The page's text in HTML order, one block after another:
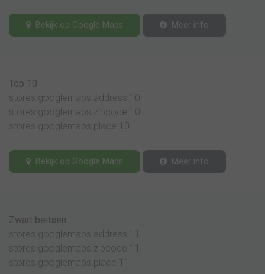
Bekijk op Google Maps Meer info
Top 10
stores.googlemaps.address.10
stores.googlemaps.zipcode.10
stores.googlemaps.place.10
Bekijk op Google Maps Meer info
Zwart beitsen
stores.googlemaps.address.11
stores.googlemaps.zipcode.11
stores.googlemaps.place.11